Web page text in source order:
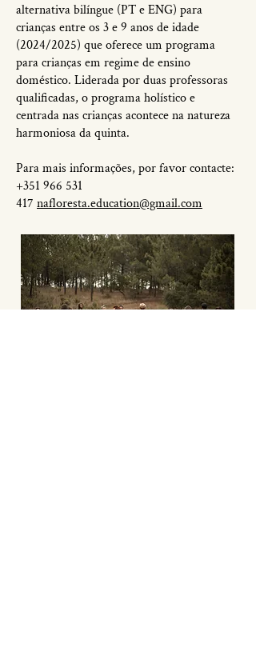
alternativa bilíngue (PT e ENG) para
crianças entre os 3 e 9 anos de idade
(2024/2025) que oferece um programa
para crianças em regime de ensino
doméstico. Liderada por duas professoras
qualificadas, o programa holístico e
centrada nas crianças acontece na natureza
harmoniosa da quinta.
Para mais informações, por favor contacte:
+351 966 531
417 nafloresta.education@gmail.com